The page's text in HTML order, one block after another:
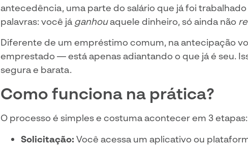
antecedência, uma parte do salário que já foi
palavras: você já ganhouaquele dinheiro, só ainda não
Diferente de um empréstimo comum, na antecipação
emprestado — está apenas adiantando o que já é seu.
segura e barata.
Como funciona na prática?
O processo é simples e costuma acontecer em 3 etapas:
Solicitação:Você acessa um aplicativo ou